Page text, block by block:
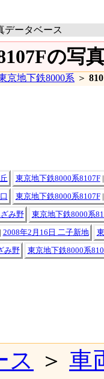
データベース
の写
京地下鉄8000系 ＞
東京地下鉄8000系8107F
東京地下鉄8000系8107F
み野 東京地下鉄8000系
2008年2月16日 二子新地
み野 東京地下鉄8000系
ス ＞ 車